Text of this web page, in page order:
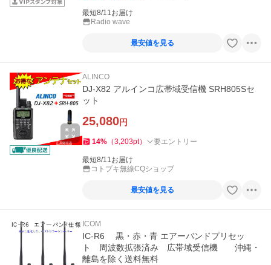
最短8/11お届け
Radio wave
最安値を見る
ALINCO
DJ-X82 アルインコ広帯域受信機 SRH805Sセ
ット
25,080円
14% （3,203pt） 要エントリー
最短8/11お届け
コトブキ無線CQショップ
最安値を見る
ICOM
IC-R6 黒・赤・青 エアーバンドプリセッ
ト 周波数拡張済み 広帯域受信機 沖縄・
離島を除く送料無料